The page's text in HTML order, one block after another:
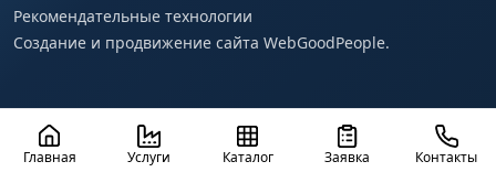
Рекомендательные технологии
Создание и продвижение сайта WebGoodPeople.
Главная Услуги Каталог Заявка Контакты